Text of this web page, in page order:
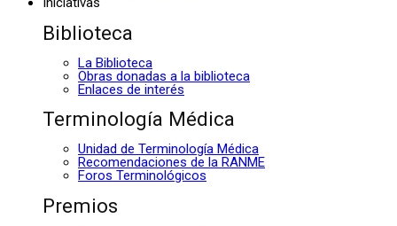
Biblioteca
La Biblioteca
Obras donadas a la biblioteca
Enlaces de interés
Terminología Médica
Unidad de Terminología Médica
Recomendaciones de la RANME
Foros Terminológicos
Premios